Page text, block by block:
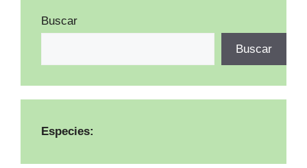
Buscar
Buscar
Especies: